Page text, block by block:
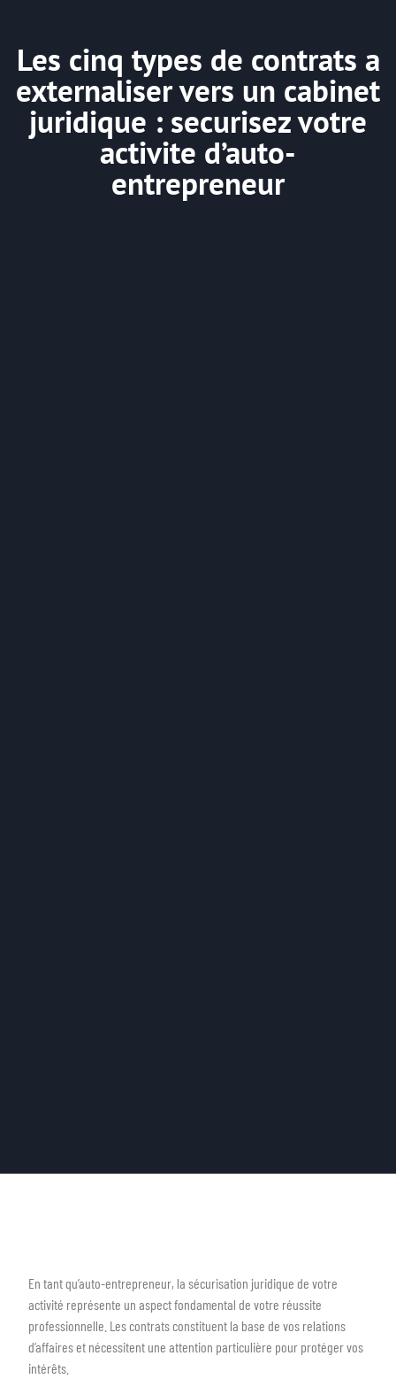
Les cinq types de contrats a
externaliser vers un cabinet
juridique : securisez votre
activite d’auto-
entrepreneur
En tant qu’auto-entrepreneur, la sécurisation juridique de votre
activité représente un aspect fondamental de votre réussite
professionnelle. Les contrats constituent la base de vos relations
d’affaires et nécessitent une attention particulière pour protéger vos
intérêts.